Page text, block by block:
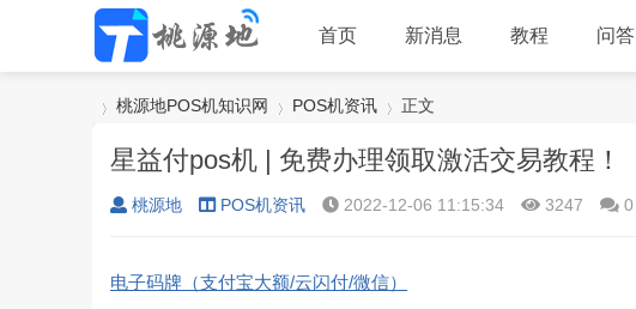
首页 新消息 教程 问答
桃源地POS机知识网
›
POS机资讯
›
正文
星益付pos机 | 免费办理领取激活交易教程！
桃源地 POS机资讯 2022-12-06 11:15:34 3247 0
电子码牌（支付宝大额/云闪付/微信）